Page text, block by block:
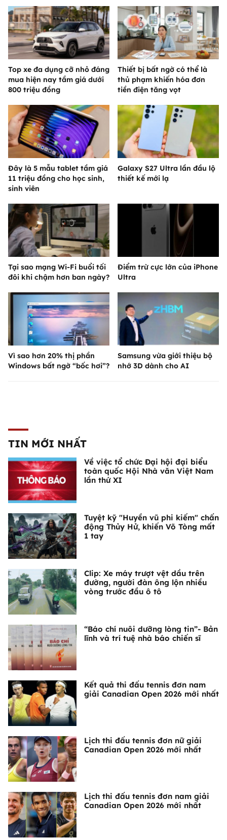
Top xe đa dụng cỡ nhỏ đáng
mua hiện nay tầm giá dưới
800 triệu đồng
Thiết bị bất ngờ có thể là
thủ phạm khiến hóa đơn
tiền điện tăng vọt
Đây là 5 mẫu tablet tầm giá
11 triệu đồng cho học sinh,
sinh viên
Galaxy S27 Ultra lần đầu lộ
thiết kế mới lạ
Tại sao mạng Wi-Fi buổi tối
đôi khi chậm hơn ban ngày?
Điểm trừ cực lớn của iPhone
Ultra
Vì sao hơn 20% thị phần
Windows bất ngờ “bốc hơi”?
Samsung vừa giới thiệu bộ
nhớ 3D dành cho AI
TIN MỚI NHẤT
Về việc tổ chức Đại hội đại biểu
toàn quốc Hội Nhà văn Việt Nam
lần thứ XI
Tuyệt kỹ "Huyền vũ phi kiếm" chấn
động Thủy Hử, khiến Võ Tòng mất
1 tay
Clip: Xe máy trượt vệt dầu trên
đường, người đàn ông lộn nhiều
vòng trước đầu ô tô
“Báo chí nuôi dưỡng lòng tin”- Bản
lĩnh và trí tuệ nhà báo chiến sĩ
Kết quả thi đấu tennis đơn nam
giải Canadian Open 2026 mới nhất
Lịch thi đấu tennis đơn nữ giải
Canadian Open 2026 mới nhất
Lịch thi đấu tennis đơn nam giải
Canadian Open 2026 mới nhất